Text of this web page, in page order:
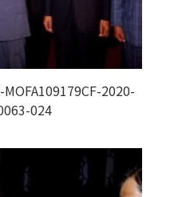
2020-
024